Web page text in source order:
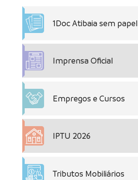
1Doc Atibaia sem papel
Imprensa Oficial
Empregos e Cursos
IPTU 2026
Tributos Mobiliários